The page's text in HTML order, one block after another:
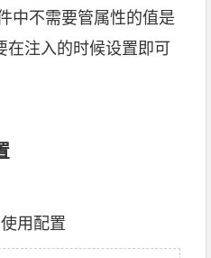
中不需要管属性的值是
注入的时候设置即可
用配置